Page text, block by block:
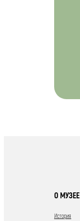
О МУЗЕЕ
История